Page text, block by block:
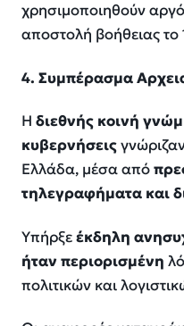
χρησιμοποιηθούν
αποστολή βοήθειας το
4. Συμπέρασμα
Η διεθνής κοινή
κυβερνήσεις
Ελλάδα, μέσα από
τηλεγραφήματα και
Υπήρξεέκδηλη
ήταν περιορισμένη
πολιτικών και